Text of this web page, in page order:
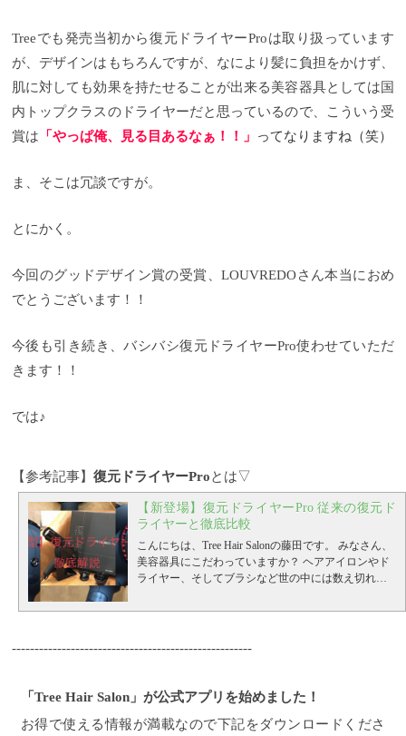
Treeでも発売当初から復元ドライヤーProは取り扱っています
が、デザインはもちろんですが、なにより髪に負担をかけず、
肌に対しても効果を持たせることが出来る美容器具としては国
内トップクラスのドライヤーだと思っているので、こういう受
賞は 「やっぱ俺、見る目あるなぁ！！」 ってなりますね（笑）
ま、そこは冗談ですが。
とにかく。
今回のグッドデザイン賞の受賞、LOUVREDOさん本当におめ
でとうございます！！
今後も引き続き、バシバシ復元ドライヤーPro使わせていただ
きます！！
では♪
【参考記事】 復元ドライヤーProとは▽
【新登場】復元ドライヤーPro 従来の復元ド
ライヤーと徹底比較
こんにちは、Tree Hair Salonの藤田です。 みなさん、
美容器具にこだわっていますか？ ヘアアイロンやド
ライヤー、そしてブラシなど世の中には数え切れな
ん効果もモノによって効果や使い勝手も違うので、
クォリティーが高い商品が発売されています。
でもこの２年、【復元ドライヤー】というボディケ
アなどのエスティック効果のある純国産の低温ドラ
-----------------------------------------------------
「Tree Hair Salon」が公式アプリを始めました！
お得で使える情報が満載なので下記をダウンロードくださ